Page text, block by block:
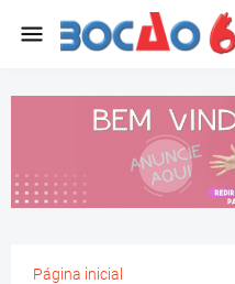
Página inicial